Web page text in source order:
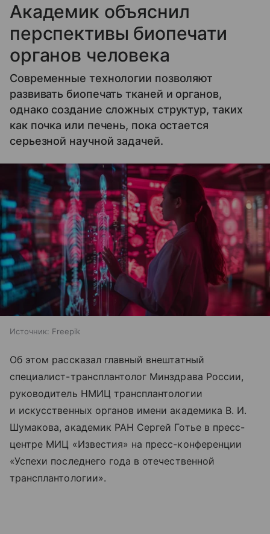
Академик объяснил
перспективы биопечати
органов человека
Современные технологии позволяют
развивать биопечать тканей и органов,
однако создание сложных структур, таких
как почка или печень, пока остается
серьезной научной задачей.
Источник: Freepik
Об этом рассказал главный внештатный
специалист-трансплантолог Минздрава России,
руководитель НМИЦ трансплантологии
и искусственных органов имени академика В. И.
Шумакова, академик РАН Сергей Готье в пресс-
центре МИЦ «Известия» на пресс-конференции
«Успехи последнего года в отечественной
трансплантологии».